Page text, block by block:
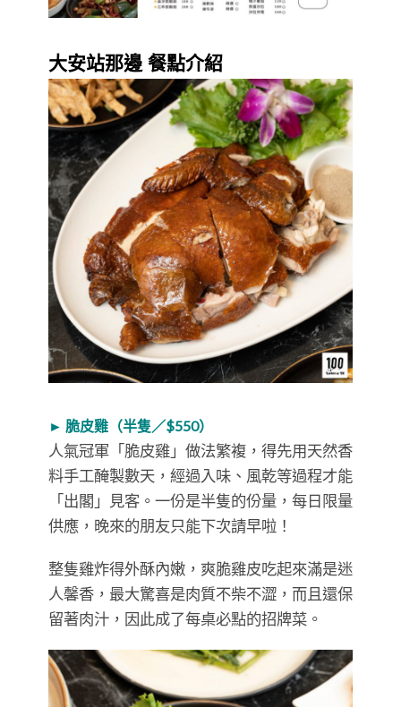
大安站那邊 餐點介紹
► 脆皮雞（半隻／$550）
人氣冠軍「脆皮雞」做法繁複，得先用天然香
料手工醃製數天，經過入味、風乾等過程才能
「出閣」見客。一份是半隻的份量，每日限量
供應，晚來的朋友只能下次請早啦！
整隻雞炸得外酥內嫩，爽脆雞皮吃起來滿是迷
人馨香，最大驚喜是肉質不柴不澀，而且還保
留著肉汁，因此成了每桌必點的招牌菜。